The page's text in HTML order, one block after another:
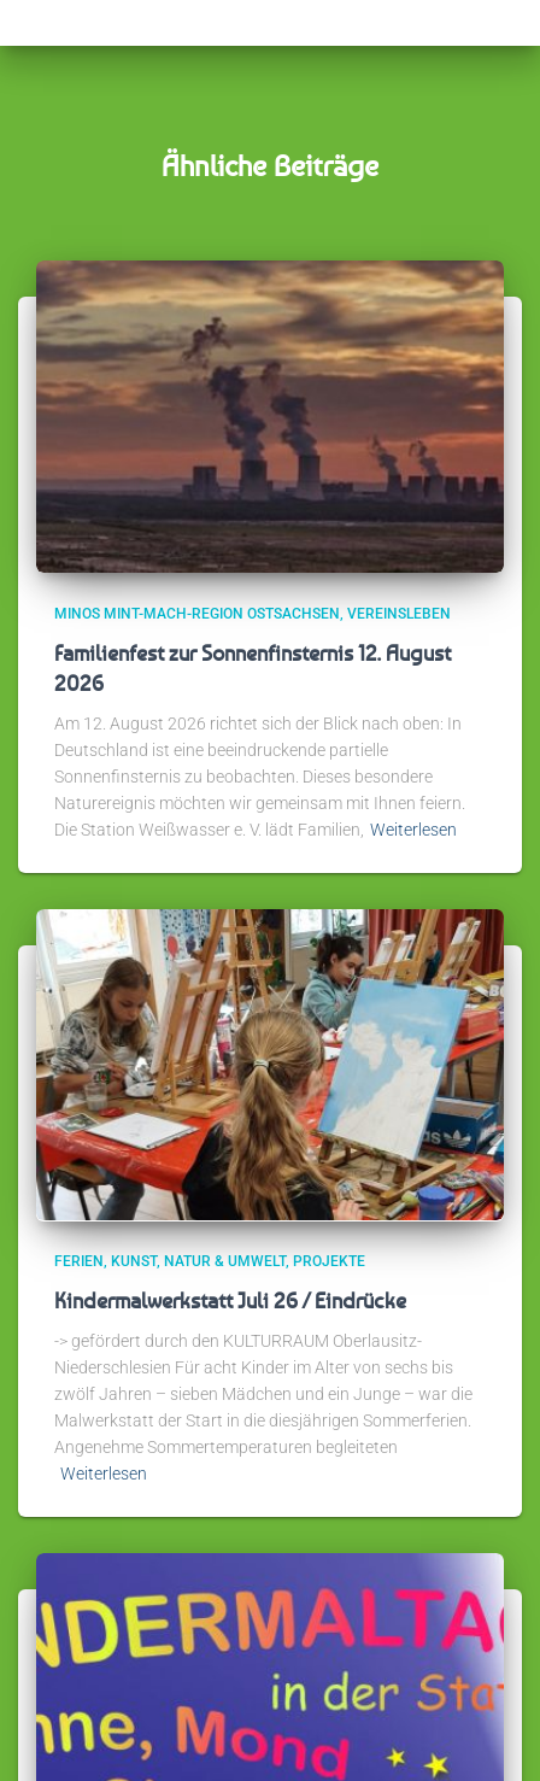
Ähnliche Beiträge
MINOS MINT-MACH-REGION OSTSACHSEN VEREINSLEBEN
Familienfest zur Sonnenfinsternis 12. August
2026
Am 12. August 2026 richtet sich der Blick nach oben: In
Deutschland ist eine beeindruckende partielle
Sonnenfinsternis zu beobachten. Dieses besondere
Naturereignis möchten wir gemeinsam mit Ihnen feiern.
Die Station Weißwasser e. V. lädt Familien, Weiterlesen
FERIEN KUNST NATUR & UMWELT PROJEKTE
Kindermalwerkstatt Juli 26 / Eindrücke
-> gefördert durch den KULTURRAUM Oberlausitz-
Niederschlesien Für acht Kinder im Alter von sechs bis
zwölf Jahren – sieben Mädchen und ein Junge – war die
Malwerkstatt der Start in die diesjährigen Sommerferien.
Angenehme Sommertemperaturen begleiteten
Weiterlesen